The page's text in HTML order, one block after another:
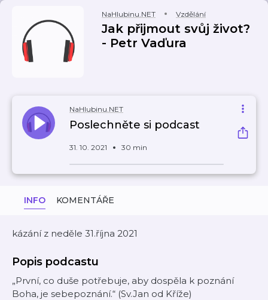
NaHlubinu.NET Vzdělání
Jak přijmout svůj život?
- Petr Vaďura
NaHlubinu.NET
Poslechněte si podcast
31. 10. 2021 30 min
INFO KOMENTÁŘE
kázání z neděle 31.října 2021
Popis podcastu
„První, co duše potřebuje, aby dospěla k poznání
Boha, je sebepoznání.“ (Sv.Jan od Kříže)